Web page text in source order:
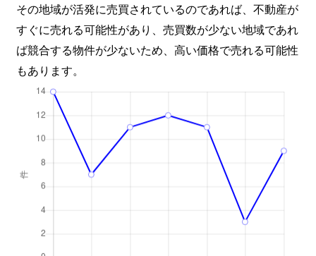
その地域が活発に売買されているのであれば、不動産が
すぐに売れる可能性があり、売買数が少ない地域であれ
ば競合する物件が少ないため、高い価格で売れる可能性
もあります。